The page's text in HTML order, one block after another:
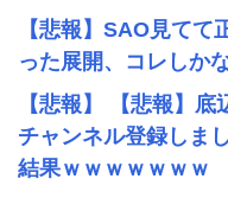
【悲報】SAO見て
った展開、コレしか
【悲報】 【悲報】
チャンネル登録しま
結果ｗｗｗｗｗｗｗ